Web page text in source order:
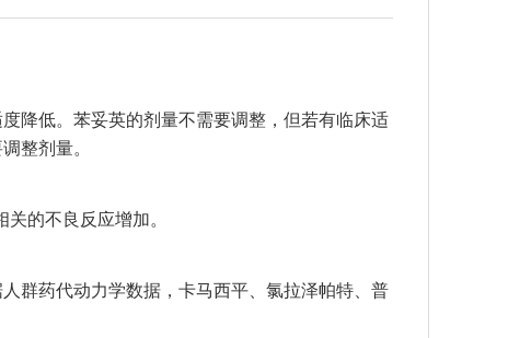
降低。苯妥英的剂量不需要调整，但若有临床适
整剂量。
的不良反应增加。
群药代动力学数据，卡马西平、氯拉泽帕特、普